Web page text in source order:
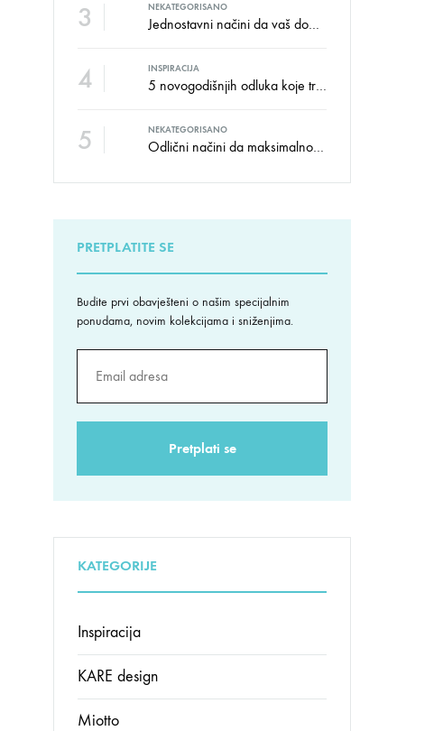
3 NEKATEGORISANO
Jednostavni načini da vaš dom izgleda kao salon namještaja
4 INSPIRACIJA
5 novogodišnjih odluka koje trebate donijeti u vezi izgleda doma
5 NEKATEGORISANO
Odlični načini da maksimalno iskoristite male prostore
PRETPLATITE SE
Budite prvi obavješteni o našim specijalnim
ponudama, novim kolekcijama i sniženjima.
KATEGORIJE
Inspiracija
KARE design
Miotto